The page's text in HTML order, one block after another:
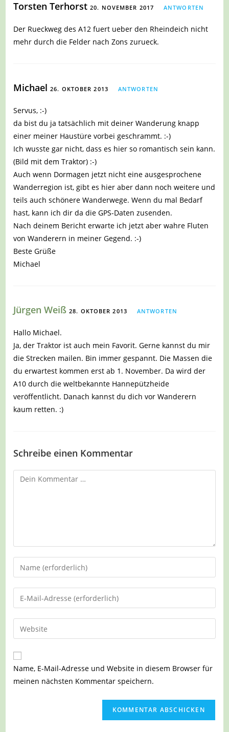
Torsten Terhorst20. NOVEMBER 2017 ANTWORTEN
Der Rueckweg des A12 fuert ueber den Rheindeich nicht
mehr durch die Felder nach Zons zurueck.
Michael26. OKTOBER 2013 ANTWORTEN
Servus, :-)
da bist du ja tatsächlich mit deiner Wanderung knapp
einer meiner Haustüre vorbei geschrammt. :-)
Ich wusste gar nicht, dass es hier so romantisch sein kann.
(Bild mit dem Traktor) :-)
Auch wenn Dormagen jetzt nicht eine ausgesprochene
Wanderregion ist, gibt es hier aber dann noch weitere und
teils auch schönere Wanderwege. Wenn du mal Bedarf
hast, kann ich dir da die GPS-Daten zusenden.
Nach deinem Bericht erwarte ich jetzt aber wahre Fluten
von Wanderern in meiner Gegend. :-)
Beste Grüße
Michael
Jürgen Weiß 28. OKTOBER 2013 ANTWORTEN
Hallo Michael.
Ja, der Traktor ist auch mein Favorit. Gerne kannst du mir
die Strecken mailen. Bin immer gespannt. Die Massen die
du erwartest kommen erst ab 1. November. Da wird der
A10 durch die weltbekannte Hannepützheide
veröffentlicht. Danach kannst du dich vor Wanderern
kaum retten. :)
Schreibe einen Kommentar
Kommentar
Gib
deinen
Namen
oder
zum
Kommentieren
ein
Gib
deine
E-
Mail-
zum
Kommentieren
ein
Gib
deine
Website-
URL
Name, E-Mail-Adresse und Website in diesem Browser für
meinen nächsten Kommentar speichern.